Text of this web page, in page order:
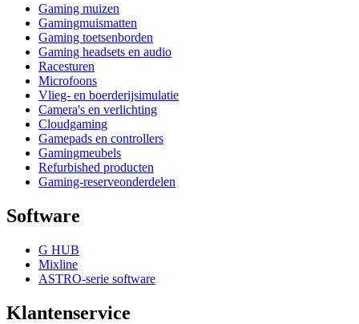
Gaming muizen
Gamingmuismatten
Gaming toetsenborden
Gaming headsets en audio
Racesturen
Microfoons
Vlieg- en boerderijsimulatie
Camera's en verlichting
Cloudgaming
Gamepads en controllers
Gamingmeubels
Refurbished producten
Gaming-reserveonderdelen
Software
G HUB
Mixline
ASTRO-serie software
Klantenservice